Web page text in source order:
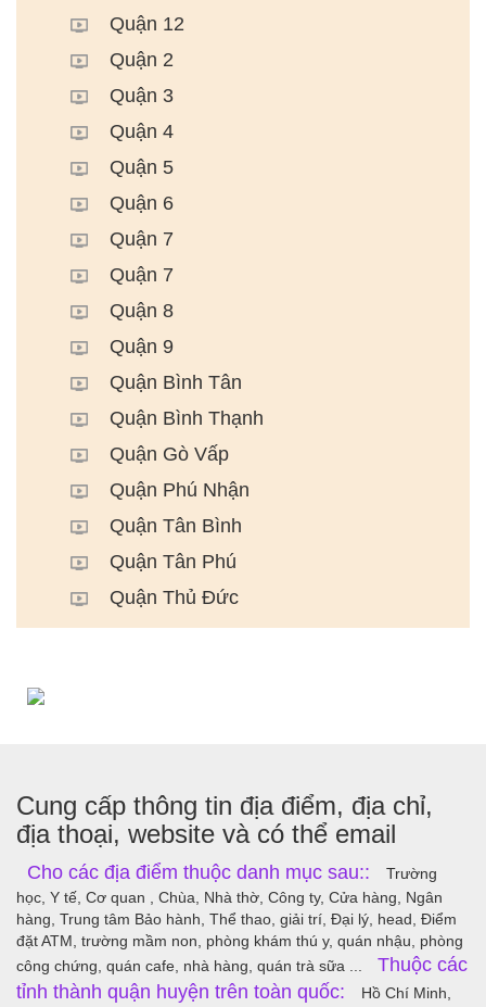
Quận 12
Quận 2
Quận 3
Quận 4
Quận 5
Quận 6
Quận 7
Quận 7
Quận 8
Quận 9
Quận Bình Tân
Quận Bình Thạnh
Quận Gò Vấp
Quận Phú Nhận
Quận Tân Bình
Quận Tân Phú
Quận Thủ Đức
Cung cấp thông tin địa điểm, địa chỉ,
địa thoại, website và có thể email
Cho các địa điểm thuộc danh mục sau::
Trường
học, Y tế, Cơ quan , Chùa, Nhà thờ, Công ty, Cửa hàng, Ngân
hàng, Trung tâm Bảo hành, Thể thao, giải trí, Đại lý, head, Điểm
đặt ATM, trường mầm non, phòng khám thú y, quán nhậu, phòng
công chứng, quán cafe, nhà hàng, quán trà sữa ...
Thuộc các
tỉnh thành quận huyện trên toàn quốc:
Hồ Chí Minh,